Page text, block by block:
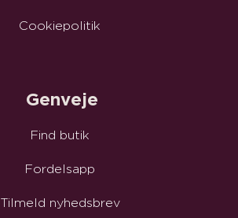
Cookiepolitik
Genveje
Find butik
Fordelsapp
Tilmeld nyhedsbrev